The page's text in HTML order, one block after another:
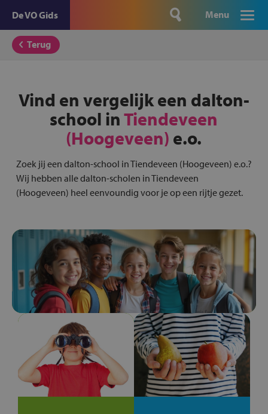
De VO Gids Menu
Terug
Vind en vergelijk een dalton-
school inTiendeveen
(Hoogeveen) e.o.
Zoek jij een dalton-school in Tiendeveen (Hoogeveen) e.o.?
Wij hebben alle dalton-scholen in Tiendeveen
(Hoogeveen) heel eenvoundig voor je op een rijtje gezet.